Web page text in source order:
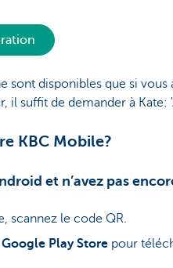
sont disponibles que si
il suffit de demander à
KBC Mobile?
et n’avez pas
scannez le code QR.
Google Play Store pour